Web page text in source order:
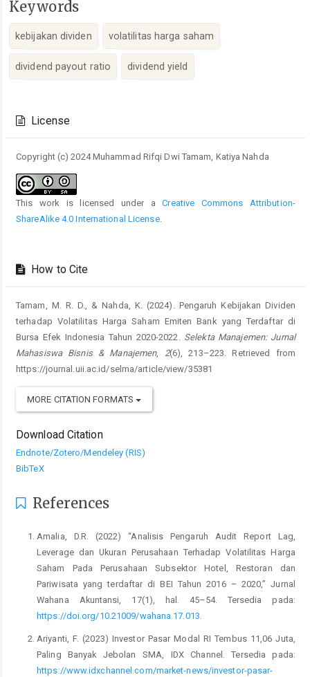
Keywords
kebijakan dividen volatilitas harga saham
dividend payout ratio dividend yield
Details
License
Copyright (c) 2024 Muhammad Rifqi Dwi Tamam, Katiya Nahda
This work is licensed under aCreative Commons Attribution-
ShareAlike 4.0 International License.
How to Cite
Tamam, M. R. D., & Nahda, K. (2024). Pengaruh Kebijakan Dividen
terhadap Volatilitas Harga Saham Emiten Bank yang Terdaftar di
Bursa Efek Indonesia Tahun 2020-2022. Selekta Manajemen: Jurnal
Mahasiswa Bisnis & Manajemen, 2(6), 213–223. Retrieved from
https://journal.uii.ac.id/selma/article/view/35381
MORE CITATION FORMATS
Download Citation
Endnote/Zotero/Mendeley (RIS)
BibTeX
References
Amalia, D.R. (2022) “Analisis Pengaruh Audit Report Lag,
Leverage dan Ukuran Perusahaan Terhadap Volatilitas Harga
Saham Pada Perusahaan Subsektor Hotel, Restoran dan
Pariwisata yang terdaftar di BEI Tahun 2016 – 2020,” Jurnal
Wahana Akuntansi, 17(1), hal. 45–54. Tersedia pada:
https://doi.org/10.21009/wahana.17.013.
Ariyanti, F. (2023) Investor Pasar Modal RI Tembus 11,06 Juta,
Paling Banyak Jebolan SMA, IDX Channel. Tersedia pada:
https://www.idxchannel.com/market-news/investor-pasar-